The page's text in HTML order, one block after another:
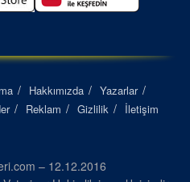
Hakkımızda
Yazarlar
Reklam Gizlilik İletişim
– 12.12.2016